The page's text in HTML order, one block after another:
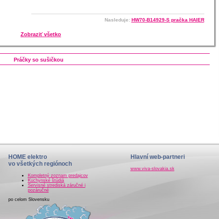
Nasleduje: HW70-B14929-S pračka HAIER
Zobraziť všetko
Práčky so sušičkou
HOME elektro
vo všetkých regiónoch
Kompletný zoznam predajcov
Kuchynské štúdiá
Servisné strediská záručné i
pozáručné
po celom Slovensku
Hlavní web-partneri
www.viva-slovakia.sk